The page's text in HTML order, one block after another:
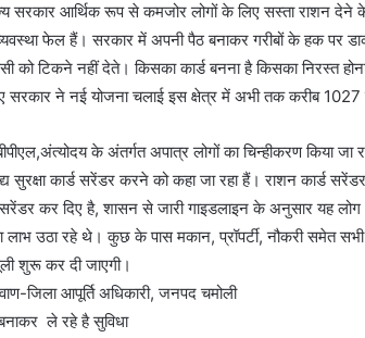
सरकार आर्थिक रूप से कमजोर लोगों के लिए सस्ता राशन देने के
फेल हैं। सरकार में अपनी पैठ बनाकर गरीबों के हक पर
को टिकने नहीं देते। किसका कार्ड बनना है किसका निरस्त
ने नई योजना चलाई इस क्षेत्र में अभी तक करीब 1027
के अंतर्गत अपात्र लोगों का चिन्हीकरण किया
सुरक्षा कार्ड सरेंडर करने को कहा जा रहा हैं। राशन कार्ड
कर दिए है, शासन से जारी गाइडलाइन के अनुसार यह
लाभ उठा रहे थे। कुछ के पास मकान, प्रॉपर्टी, नौकरी समेत
शुरू कर दी जाएगी।
जिला आपूर्ति अधिकारी, जनपद चमोली
बनाकर ले रहे है सुविधा